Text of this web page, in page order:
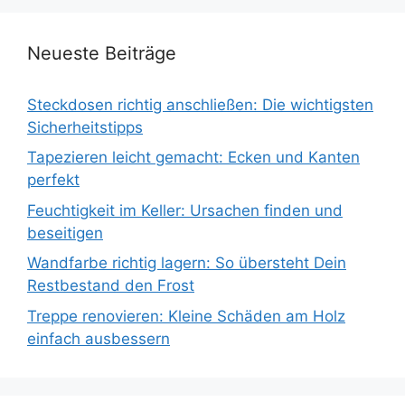
Neueste Beiträge
Steckdosen richtig anschließen: Die wichtigsten
Sicherheitstipps
Tapezieren leicht gemacht: Ecken und Kanten
perfekt
Feuchtigkeit im Keller: Ursachen finden und
beseitigen
Wandfarbe richtig lagern: So übersteht Dein
Restbestand den Frost
Treppe renovieren: Kleine Schäden am Holz
einfach ausbessern